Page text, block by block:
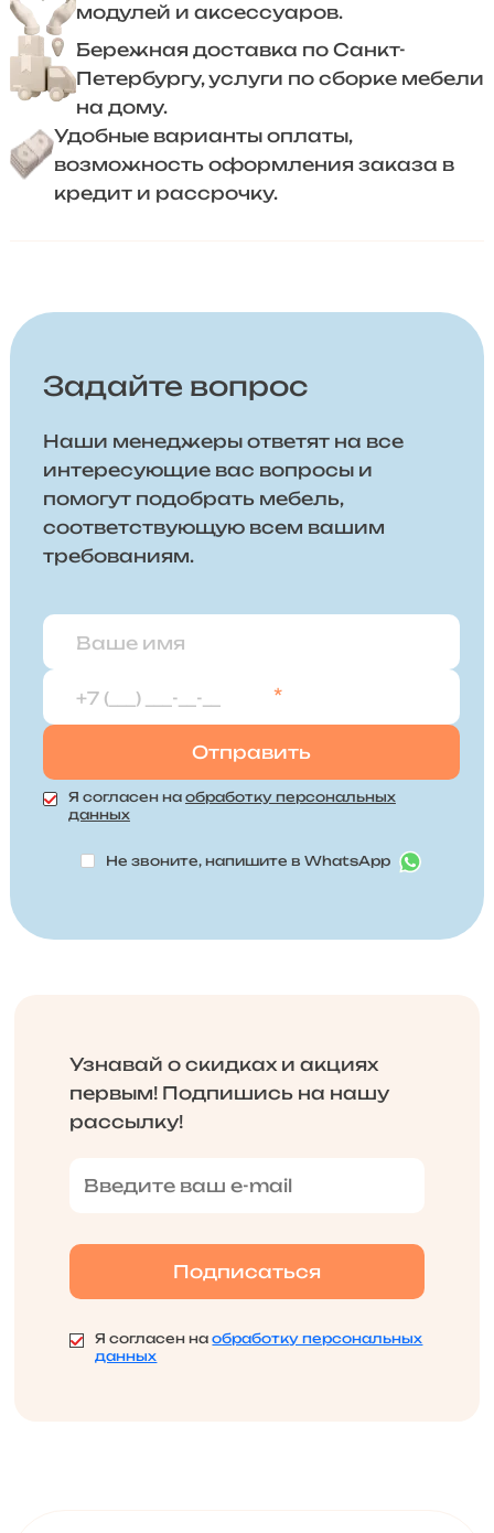
модулей и аксессуаров.
Бережная доставка по Санкт-
Петербургу, услуги по сборке мебели
на дому.
Удобные варианты оплаты,
возможность оформления заказа в
кредит и рассрочку.
Задайте вопрос
Наши менеджеры ответят на все
интересующие вас вопросы и
помогут подобрать мебель,
соответствующую всем вашим
требованиям.
*
Я согласен на обработку персональных
данных
Не звоните, напишите в WhatsApp
Узнавай о скидках и акциях
первым! Подпишись на нашу
рассылку!
Я согласен наобработку персональных
данных